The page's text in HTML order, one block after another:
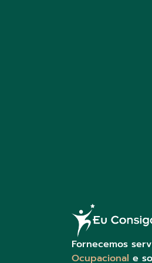
Fornecemos
Ocupacional e